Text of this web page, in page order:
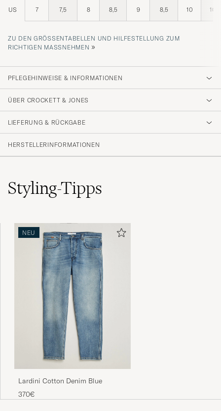
US 7 7,5 8 8,5 9 8,5 10 10,5
ZU DEN GRÖSSENTABELLEN UND HILFESTELLUNG ZUM R
ICHTIGEN MASSNEHMEN
»
PFLEGEHINWEISE & INFORMATIONEN
ÜBER CROCKETT & JONES
LIEFERUNG & RÜCKGABE
HERSTELLERINFORMATIONEN
Styling-Tipps
NEU
Lardini Cotton Denim Blue
370€